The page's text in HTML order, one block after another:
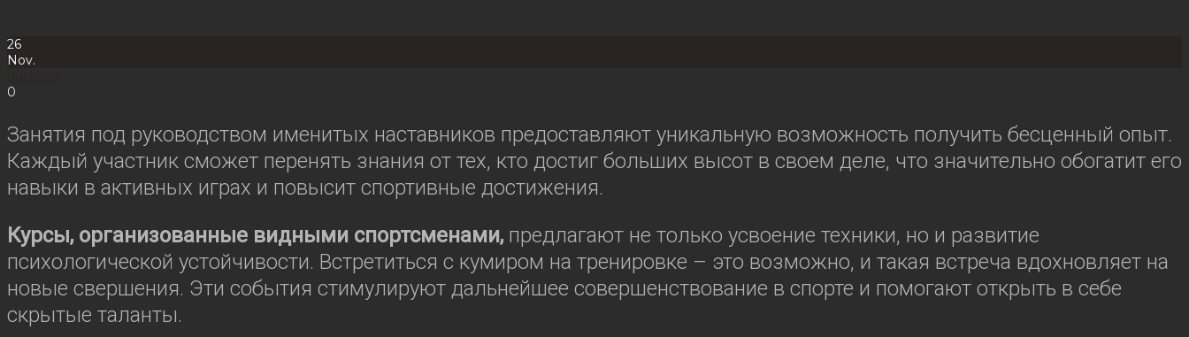
26
Nov.
0
Занятия под руководством именитых наставников предоставляют уникальную возможность получить бесценный опыт.
Каждый участник сможет перенять знания от тех, кто достиг больших высот в своем деле, что значительно обогатит его
навыки в активных играх и повысит спортивные достижения.
Курсы, организованные видными спортсменами, предлагают не только усвоение техники, но и развитие
психологической устойчивости. Встретиться с кумиром на тренировке – это возможно, и такая встреча вдохновляет на
новые свершения. Эти события стимулируют дальнейшее совершенствование в спорте и помогают открыть в себе
скрытые таланты.